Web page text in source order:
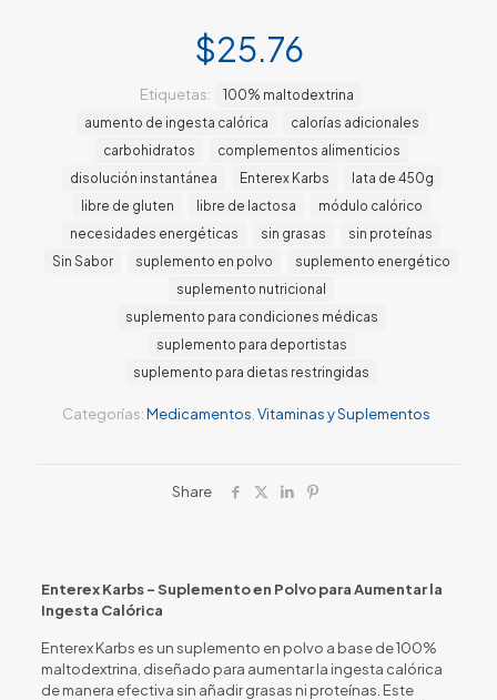
$25.76
Categorías:Medicamentos Vitaminas y Suplementos
Etiquetas:
100% maltodextrina
aumento de ingesta calórica
calorías adicionales
carbohidratos
complementos alimenticios
disolución instantánea
Enterex Karbs
lata de 450g
libre de gluten
libre de lactosa
módulo calórico
necesidades energéticas
sin grasas
sin proteínas
Sin Sabor
suplemento en polvo
suplemento energético
suplemento nutricional
suplemento para condiciones médicas
suplemento para deportistas
suplemento para dietas restringidas
Share
Enterex Karbs – Suplemento en Polvo para Aumentar la
Ingesta Calórica
Enterex Karbs es un suplemento en polvo a base de 100%
maltodextrina, diseñado para aumentar la ingesta calórica
de manera efectiva sin añadir grasas ni proteínas. Este